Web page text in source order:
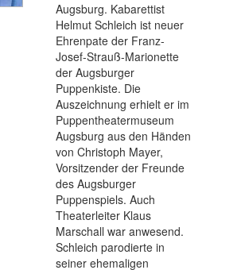
Augsburg. Kabarettist
Helmut Schleich ist neuer
Ehrenpate der Franz-
Josef-Strauß-Marionette
der Augsburger
Puppenkiste. Die
Auszeichnung erhielt er im
Puppentheatermuseum
Augsburg aus den Händen
von Christoph Mayer,
Vorsitzender der Freunde
des Augsburger
Puppenspiels. Auch
Theaterleiter Klaus
Marschall war anwesend.
Schleich parodierte in
seiner ehemaligen